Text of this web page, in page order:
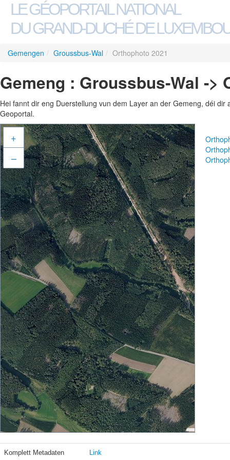
LE GÉOPORTAIL NATIONAL
DU GRAND-DUCHÉ DE
Gemengen / Groussbus-Wal / Orthophoto 2021
Gemeng : Groussbus-Wal ->
Hei fannt dir eng Duerstellung vun dem Layer an der Gemeng, déi
Geoportal.
+
–
Komplett Metadaten Link